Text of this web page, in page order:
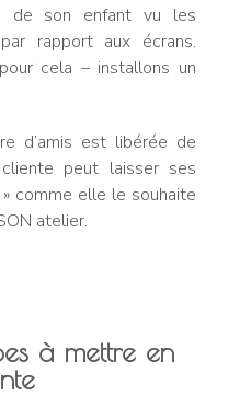
de son enfant vu les
rapport aux écrans.
cela – installons un
d’amis est libérée de
peut laisser ses
comme elle le souhaite
atelier.
à mettre en